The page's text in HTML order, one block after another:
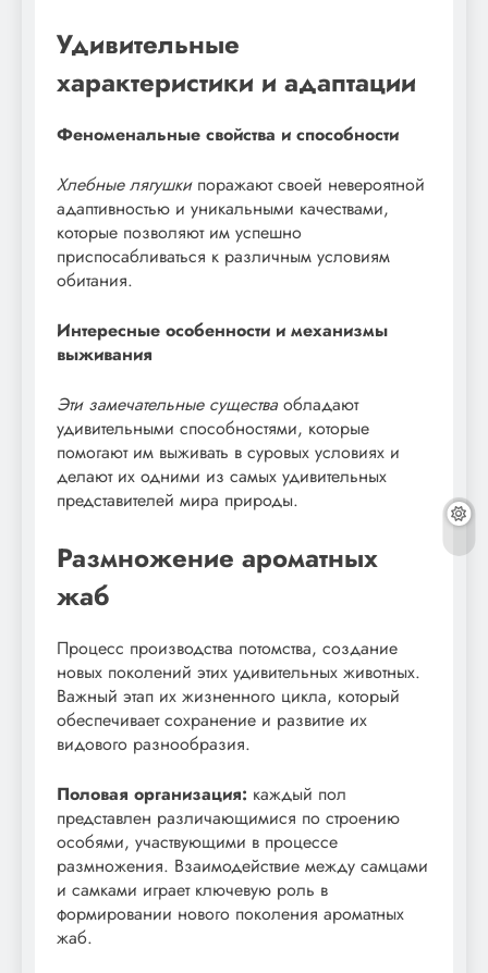
Удивительные
характеристики и адаптации
Феноменальные свойства и способности
Хлебные лягушкипоражают своей невероятной
адаптивностью и уникальными качествами,
которые позволяют им успешно
приспосабливаться к различным условиям
обитания.
Интересные особенности и механизмы
выживания
Эти замечательные существаобладают
удивительными способностями, которые
помогают им выживать в суровых условиях и
делают их одними из самых удивительных
представителей мира природы.
Размножение ароматных
жаб
Процесс производства потомства, создание
новых поколений этих удивительных животных.
Важный этап их жизненного цикла, который
обеспечивает сохранение и развитие их
видового разнообразия.
Половая организация: каждый пол
представлен различающимися по строению
особями, участвующими в процессе
размножения. Взаимодействие между самцами
и самками играет ключевую роль в
формировании нового поколения ароматных
жаб.